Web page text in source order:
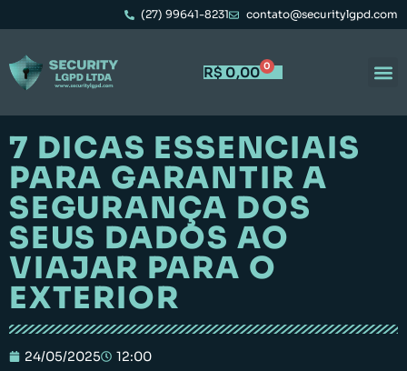
(27) 99641-8231 contato@securitylgpd.com
R$ 0,00 0
7 DICAS ESSENCIAIS
PARA GARANTIR A
SEGURANÇA DOS
SEUS DADOS AO
VIAJAR PARA O
EXTERIOR
24/05/2025 12:00